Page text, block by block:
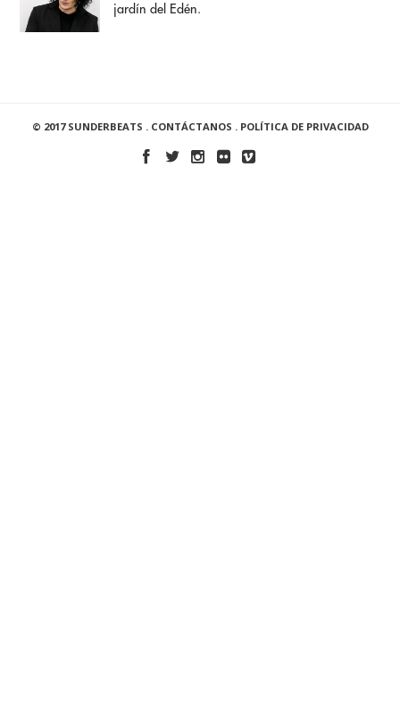
jardín del Edén.
© 2017 SUNDERBEATS . CONTÁCTANOS . POLÍTICA DE PRIVACIDAD